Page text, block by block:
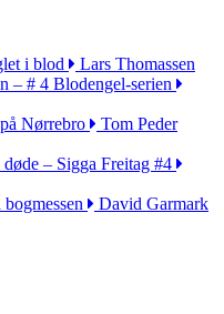
i blod
Lars Thomassen
– # 4 Blodengel-serien
Nørrebro
Tom Peder
– Sigga Freitag #4
David Garmark